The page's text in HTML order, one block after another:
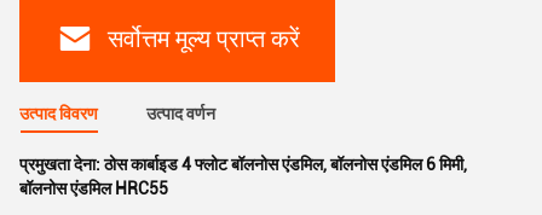
सर्वोत्तम मूल्य प्राप्त करें
उत्पाद विवरण उत्पाद वर्णन
प्रमुखता देना:ठोस कार्बाइड 4 फ्लोट बॉलनोस एंडमिल,बॉलनोस एंडमिल 6 मिमी,
बॉलनोस एंडमिल HRC55